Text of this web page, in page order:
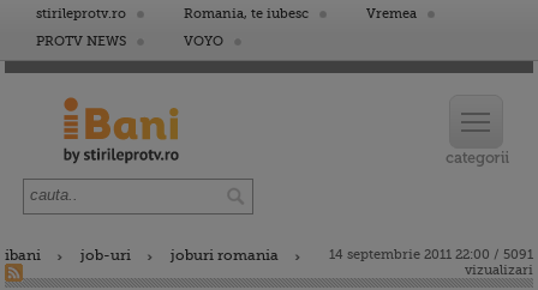
stirileprotv.ro Romania, te iubesc
Vremea
PROTV NEWS
VOYO
ibani job-uri joburi romania
14 septembrie 2011 22:00 / 5091
vizualizari